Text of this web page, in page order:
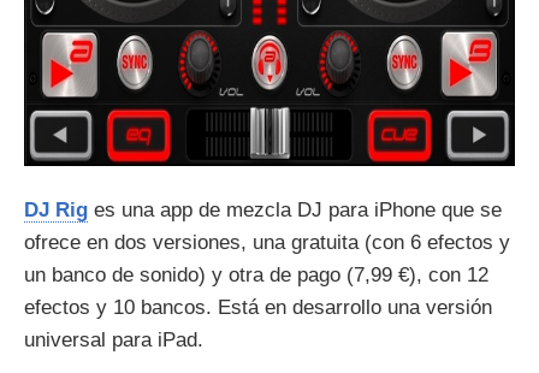
DJ Rig es una app de mezcla DJ para iPhone que se
ofrece en dos versiones, una gratuita (con 6 efectos y
un banco de sonido) y otra de pago (7,99 €), con 12
efectos y 10 bancos. Está en desarrollo una versión
universal para iPad.